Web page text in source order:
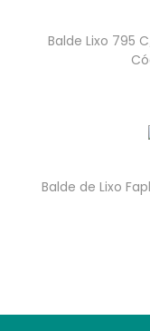
Balde Lixo 795
Balde de Lixo